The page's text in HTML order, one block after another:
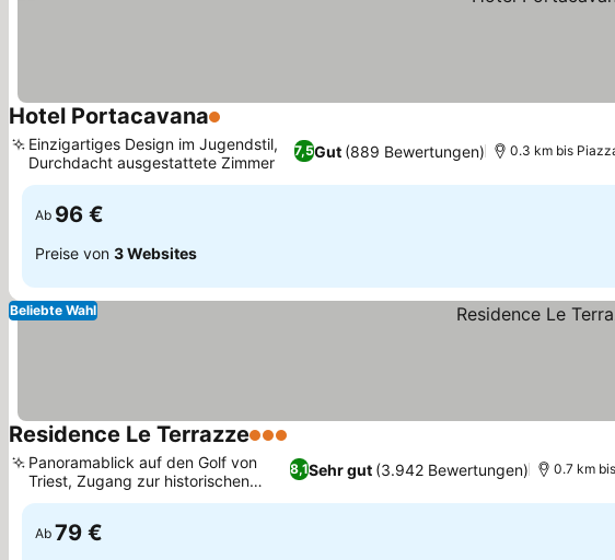
Hotel Portacavana1 Sterne
7,5Gut (889 Bewertungen)
Einzigartiges Design im Jugendstil,
Durchdacht ausgestattete Zimmer
0.3 km bis
Ab 96 €
Preise von 3 Websites
Beliebte Wahl
Residence Le Terrazze3 Sterne
8,1Sehr gut (3.942 Bewertungen)
Panoramablick auf den Golf von
Triest, Zugang zur historischen
Opicina-Tram
0.7 km
Ab 79 €